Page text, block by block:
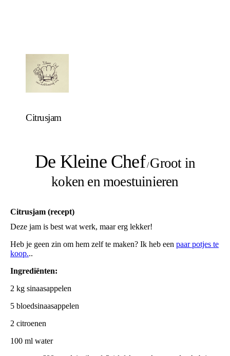
Citrusjam
De Kleine Chef/Groot in
koken en moestuinieren
Citrusjam (recept)
Deze jam is best wat werk, maar erg lekker!
Heb je geen zin om hem zelf te maken? Ik heb een paar potjes te
koop...
Ingrediënten:
2 kg sinaasappelen
5 bloedsinaasappelen
2 citroenen
100 ml water